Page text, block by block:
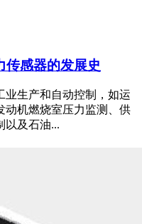
传感器的发展史
生产和自动控制，如运
动机燃烧室压力监测、供
以及石油...